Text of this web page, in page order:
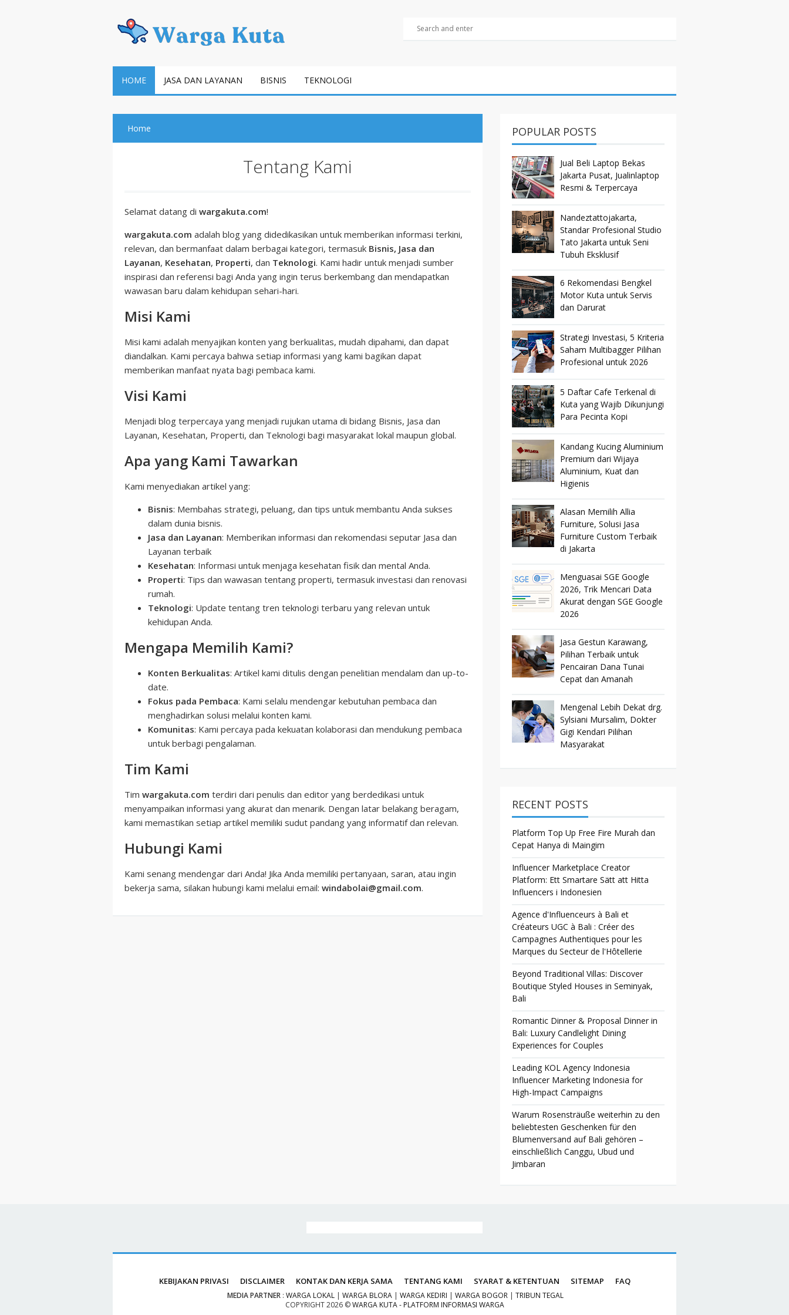
HOME JASA DAN LAYANAN BISNIS TEKNOLOGI
Home
Tentang Kami
Selamat datang di wargakuta.com!
wargakuta.com adalah blog yang didedikasikan untuk memberikan informasi terkini,
relevan, dan bermanfaat dalam berbagai kategori, termasuk Bisnis, Jasa dan
Layanan, Kesehatan, Properti, dan Teknologi. Kami hadir untuk menjadi sumber
inspirasi dan referensi bagi Anda yang ingin terus berkembang dan mendapatkan
wawasan baru dalam kehidupan sehari-hari.
Misi Kami
Misi kami adalah menyajikan konten yang berkualitas, mudah dipahami, dan dapat
diandalkan. Kami percaya bahwa setiap informasi yang kami bagikan dapat
memberikan manfaat nyata bagi pembaca kami.
Visi Kami
Menjadi blog terpercaya yang menjadi rujukan utama di bidang Bisnis, Jasa dan
Layanan, Kesehatan, Properti, dan Teknologi bagi masyarakat lokal maupun global.
Apa yang Kami Tawarkan
Kami menyediakan artikel yang:
Bisnis: Membahas strategi, peluang, dan tips untuk membantu Anda sukses
dalam dunia bisnis.
Jasa dan Layanan: Memberikan informasi dan rekomendasi seputar Jasa dan
Layanan terbaik
Kesehatan: Informasi untuk menjaga kesehatan fisik dan mental Anda.
Properti: Tips dan wawasan tentang properti, termasuk investasi dan renovasi
rumah.
Teknologi: Update tentang tren teknologi terbaru yang relevan untuk
kehidupan Anda.
Mengapa Memilih Kami?
Konten Berkualitas: Artikel kami ditulis dengan penelitian mendalam dan up-to-
date.
Fokus pada Pembaca: Kami selalu mendengar kebutuhan pembaca dan
menghadirkan solusi melalui konten kami.
Komunitas: Kami percaya pada kekuatan kolaborasi dan mendukung pembaca
untuk berbagi pengalaman.
Tim Kami
Tim wargakuta.com terdiri dari penulis dan editor yang berdedikasi untuk
menyampaikan informasi yang akurat dan menarik. Dengan latar belakang beragam,
kami memastikan setiap artikel memiliki sudut pandang yang informatif dan relevan.
Hubungi Kami
Kami senang mendengar dari Anda! Jika Anda memiliki pertanyaan, saran, atau ingin
bekerja sama, silakan hubungi kami melalui email: windabolai@gmail.com.
POPULAR POSTS
Jual Beli Laptop Bekas
Jakarta Pusat, Jualinlaptop
Resmi & Terpercaya
Nandeztattojakarta,
Standar Profesional Studio
Tato Jakarta untuk Seni
Tubuh Eksklusif
6 Rekomendasi Bengkel
Motor Kuta untuk Servis
dan Darurat
Strategi Investasi, 5 Kriteria
Saham Multibagger Pilihan
Profesional untuk 2026
5 Daftar Cafe Terkenal di
Kuta yang Wajib Dikunjungi
Para Pecinta Kopi
Kandang Kucing Aluminium
Premium dari Wijaya
Aluminium, Kuat dan
Higienis
Alasan Memilih Allia
Furniture, Solusi Jasa
Furniture Custom Terbaik
di Jakarta
Menguasai SGE Google
2026, Trik Mencari Data
Akurat dengan SGE Google
2026
Jasa Gestun Karawang,
Pilihan Terbaik untuk
Pencairan Dana Tunai
Cepat dan Amanah
Mengenal Lebih Dekat drg.
Sylsiani Mursalim, Dokter
Gigi Kendari Pilihan
Masyarakat
RECENT POSTS
Platform Top Up Free Fire Murah dan
Cepat Hanya di Maingim
Influencer Marketplace Creator
Platform: Ett Smartare Sätt att Hitta
Influencers i Indonesien
Agence d'Influenceurs à Bali et
Créateurs UGC à Bali : Créer des
Campagnes Authentiques pour les
Marques du Secteur de l'Hôtellerie
Beyond Traditional Villas: Discover
Boutique Styled Houses in Seminyak,
Bali
Romantic Dinner & Proposal Dinner in
Bali: Luxury Candlelight Dining
Experiences for Couples
Leading KOL Agency Indonesia
Influencer Marketing Indonesia for
High-Impact Campaigns
Warum Rosensträuße weiterhin zu den
beliebtesten Geschenken für den
Blumenversand auf Bali gehören –
einschließlich Canggu, Ubud und
Jimbaran
KEBIJAKAN PRIVASI DISCLAIMER KONTAK DAN KERJA SAMA TENTANG KAMI SYARAT & KETENTUAN SITEMAP FAQ
MEDIA PARTNER : WARGA LOKAL | WARGA BLORA | WARGA KEDIRI | WARGA BOGOR | TRIBUN TEGAL
COPYRIGHT2026 ©WARGA KUTA - PLATFORM INFORMASI WARGA